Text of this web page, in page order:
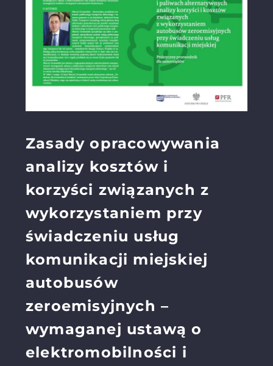
Zasady opracowywania
analizy kosztów i
korzyści związanych z
wykorzystaniem przy
świadczeniu usług
komunikacji miejskiej
autobusów
zeroemisyjnych –
wymaganej ustawą o
elektromobilności i